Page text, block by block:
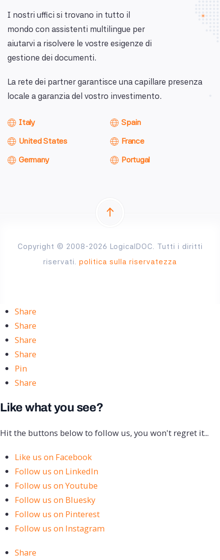
I nostri uffici si trovano in tutto il
mondo con assistenti multilingue per
aiutarvi a risolvere le vostre esigenze di
gestione dei documenti.
La rete dei partner garantisce una capillare presenza
locale a garanzia del vostro investimento.
Italy
United States
Germany
Spain
France
Portugal
Copyright © 2008-2026 LogicalDOC. Tutti i diritti
riservati. politica sulla riservatezza
Share
Share
Share
Share
Pin
Share
Like what you see?
Hit the buttons below to follow us, you won't regret it...
Like us on Facebook
Follow us on LinkedIn
Follow us on Youtube
Follow us on Bluesky
Follow us on Pinterest
Follow us on Instagram
Share